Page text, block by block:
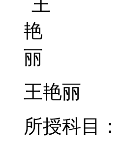
王艳丽
所授科目：